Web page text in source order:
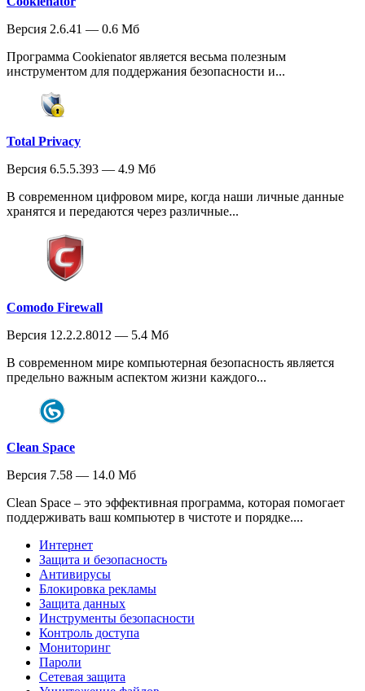
Версия 2.6.41 — 0.6 Мб
Программа Cookienator является весьма полезным
инструментом для поддержания безопасности и...
Total Privacy
Версия 6.5.5.393 — 4.9 Мб
В современном цифровом мире, когда наши личные данные
хранятся и передаются через различные...
Comodo Firewall
Версия 12.2.2.8012 — 5.4 Мб
В современном мире компьютерная безопасность является
предельно важным аспектом жизни каждого...
Clean Space
Версия 7.58 — 14.0 Мб
Clean Space – это эффективная программа, которая помогает
поддерживать ваш компьютер в чистоте и порядке....
Интернет
Защита и безопасность
Антивирусы
Блокировка рекламы
Защита данных
Инструменты безопасности
Контроль доступа
Мониторинг
Пароли
Сетевая защита